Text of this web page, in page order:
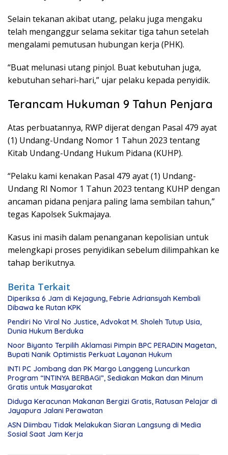
Selain tekanan akibat utang, pelaku juga mengaku
telah menganggur selama sekitar tiga tahun setelah
mengalami pemutusan hubungan kerja (PHK).
“Buat melunasi utang pinjol. Buat kebutuhan juga,
kebutuhan sehari-hari,” ujar pelaku kepada penyidik.
Terancam Hukuman 9 Tahun Penjara
Atas perbuatannya, RWP dijerat dengan Pasal 479 ayat
(1) Undang-Undang Nomor 1 Tahun 2023 tentang
Kitab Undang-Undang Hukum Pidana (KUHP).
“Pelaku kami kenakan Pasal 479 ayat (1) Undang-
Undang RI Nomor 1 Tahun 2023 tentang KUHP dengan
ancaman pidana penjara paling lama sembilan tahun,”
tegas Kapolsek Sukmajaya.
Kasus ini masih dalam penanganan kepolisian untuk
melengkapi proses penyidikan sebelum dilimpahkan ke
tahap berikutnya.
Berita Terkait
Diperiksa 6 Jam di Kejagung, Febrie Adriansyah Kembali
Dibawa ke Rutan KPK
Pendiri No Viral No Justice, Advokat M. Sholeh Tutup Usia,
Dunia Hukum Berduka
Noor Biyanto Terpilih Aklamasi Pimpin BPC PERADIN Magetan,
Bupati Nanik Optimistis Perkuat Layanan Hukum
INTI PC Jombang dan PK Margo Langgeng Luncurkan
Program “INTINYA BERBAGI”, Sediakan Makan dan Minum
Gratis untuk Masyarakat
Diduga Keracunan Makanan Bergizi Gratis, Ratusan Pelajar di
Jayapura Jalani Perawatan
ASN Diimbau Tidak Melakukan Siaran Langsung di Media
Sosial Saat Jam Kerja